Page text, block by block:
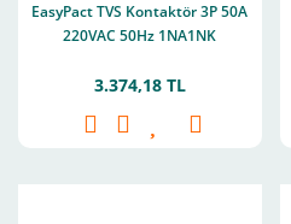
EasyPact TVS Kontaktör 3P 50A
220VAC 50Hz 1NA1NK
3.374,18 TL